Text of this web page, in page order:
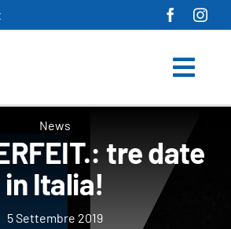
News
tre date
in Italia!
5 Settembre 2019